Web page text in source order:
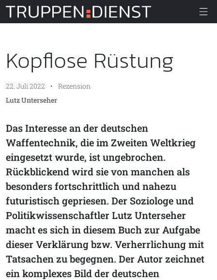
Truppendienst
Kopflose Rüstung
22. Juli 2022 •
Rezension
Lutz Unterseher
Das Interesse an der deutschen
Waffentechnik, die im Zweiten Weltkrieg
eingesetzt wurde, ist ungebrochen.
Rückblickend wird sie von manchen als
besonders fortschrittlich und nahezu
futuristisch gepriesen. Der Soziologe und
Politikwissenschaftler Lutz Unterseher
macht es sich in diesem Buch zur Aufgabe
dieser Verklärung bzw. Verherrlichung mit
Tatsachen zu begegnen. Der Autor zeichnet
ein komplexes Bild der deutschen